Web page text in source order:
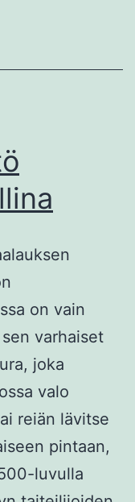
on vain
varhaiset
joka
valo
reiän lävitse
pintaan,
luvulla